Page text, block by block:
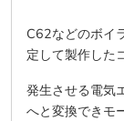
C62などのボイ
定して製作した
発生させる電気
へと変換できモ